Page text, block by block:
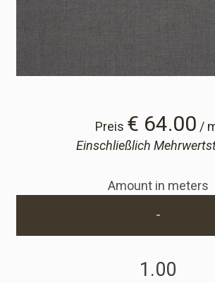
Preis € 64.00 /
Einschließlich
Amount in meters
-
Cart
Cart
Probe-Anfrage